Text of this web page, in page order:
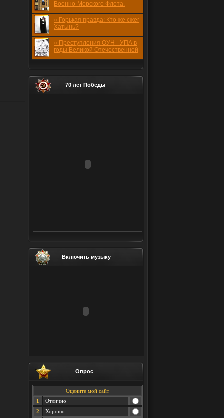
Военно-Морского Флота.
» Горькая правда: Кто же сжег
Хатынь?
» Преступления ОУН –УПА в
годы Великой Отечественной
70 лет Победы
Включить музыку
Опрос
Оцените мой сайт
1
Отлично
2
Хорошо